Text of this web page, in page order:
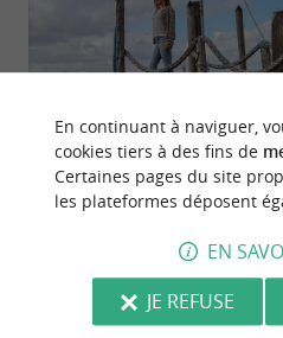
Mornac-sur-Seudre,
306 m - Mornac-sur-
En continuant à naviguer,
cookies tiers à des fins de
Certaines pages du site
les plateformes déposent
EN
JE REFUSE